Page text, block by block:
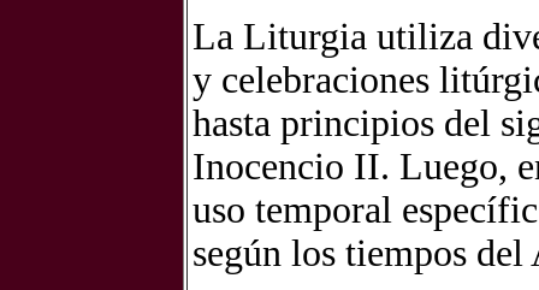
La Liturgia utiliza
y celebraciones
hasta principios del
Inocencio II. Luego,
uso temporal
según los tiempos